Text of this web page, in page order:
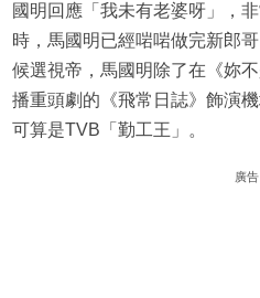
國明回應「我未有老婆呀」，
時，馬國明已經啱啱做完新郎
候選視帝，馬國明除了在《妳
播重頭劇的《飛常日誌》飾演
可算是TVB「勤工王」。
廣告